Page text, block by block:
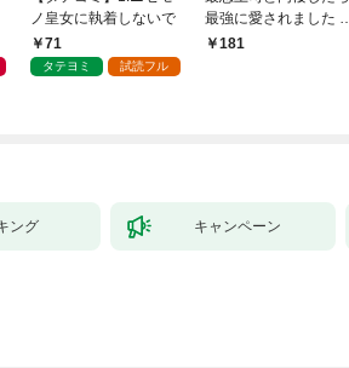
ノ皇女に執着しないで
71
タテヨミ 試読フル
最強に愛されました 1
巻181
ング キャンペーン